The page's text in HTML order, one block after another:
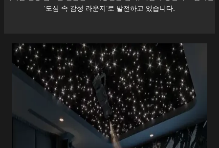
‘도심 속 감성 라운지’로 발전하고 있습니다.